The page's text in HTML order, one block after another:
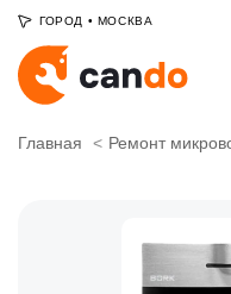
ГОРОД • МОСКВА
Главная Ремонт